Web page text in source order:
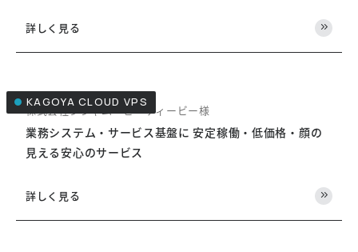
詳しく見る
KAGOYA CLOUD VPS
業務システム・サービス基盤に 安定稼働・低価格・顔の
見える安心のサービス
株式会社シジャム・ビーティービー様
詳しく見る